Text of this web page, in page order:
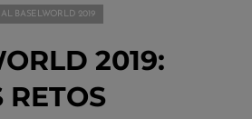
BASELWORLD 2019
2019:
RETOS